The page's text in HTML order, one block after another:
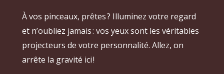
À vos pinceaux, prêtes ? Illuminez votre regard
et n’oubliez jamais : vos yeux sont les véritables
projecteurs de votre personnalité. Allez, on
arrête la gravité ici !